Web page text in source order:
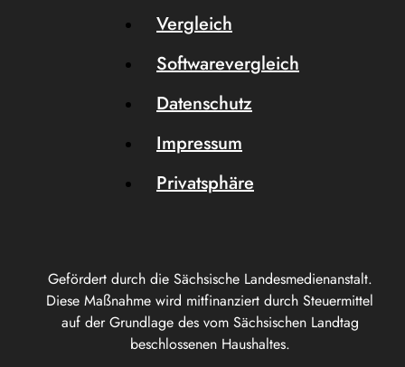
Gefördert durch die Sächsische Landesmedienanstalt.
Diese Maßnahme wird mitfinanziert durch Steuermittel
auf der Grundlage des vom Sächsischen Landtag
beschlossenen Haushaltes.
Vergleich
Softwarevergleich
Datenschutz
Impressum
Privatsphäre